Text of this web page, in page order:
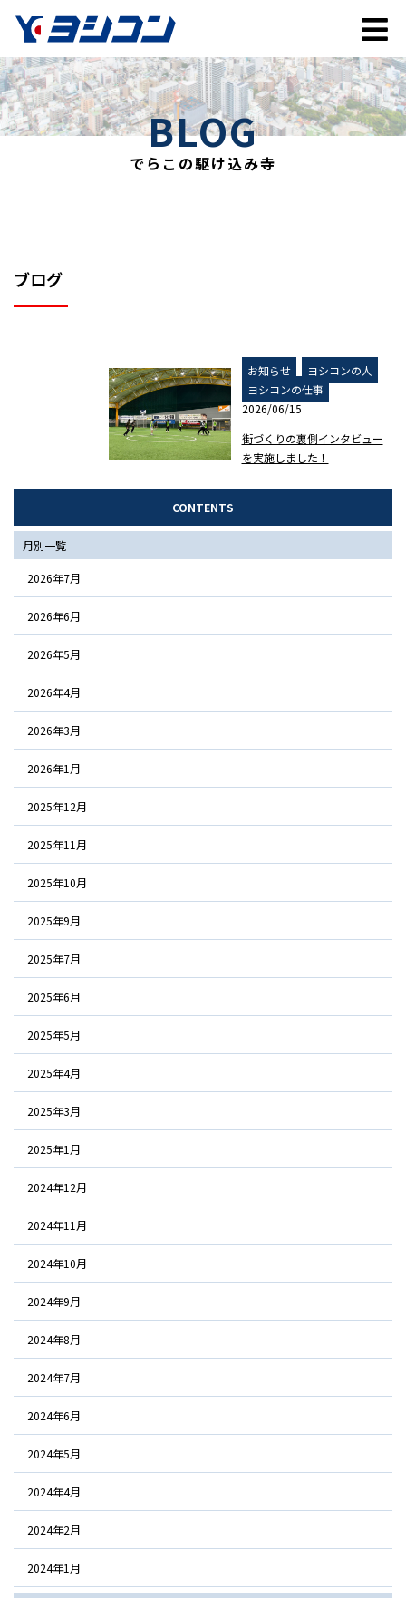
BLOG
でらこの駆け込み寺
ブログ
お知らせ
ヨシコンの人
ヨシコンの仕事
2026/06/15
街づくりの裏側インタビュー
を実施しました！
CONTENTS
月別一覧
2026年7月
2026年6月
2026年5月
2026年4月
2026年3月
2026年1月
2025年12月
2025年11月
2025年10月
2025年9月
2025年7月
2025年6月
2025年5月
2025年4月
2025年3月
2025年1月
2024年12月
2024年11月
2024年10月
2024年9月
2024年8月
2024年7月
2024年6月
2024年5月
2024年4月
2024年2月
2024年1月